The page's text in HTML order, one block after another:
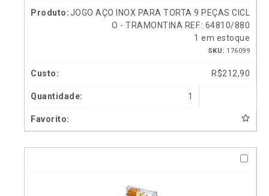
JOGO AÇO INOX PARA TORTA 9 PEÇAS CICL
O - TRAMONTINA REF.: 64810/880
1 em estoque
SKU: 176099
R$212,90
1